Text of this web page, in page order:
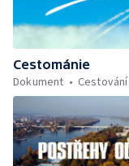
Cestománie
Dokument
Cestování